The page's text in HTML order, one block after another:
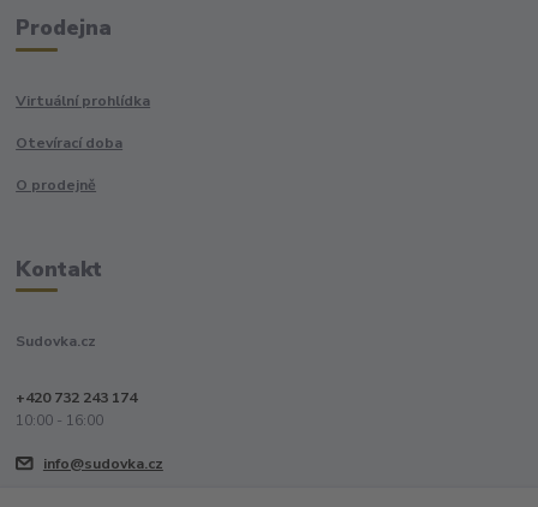
Prodejna
Virtuální prohlídka
Otevírací doba
O prodejně
Kontakt
Sudovka.cz
+420 732 243 174
10:00 - 16:00
info@sudovka.cz